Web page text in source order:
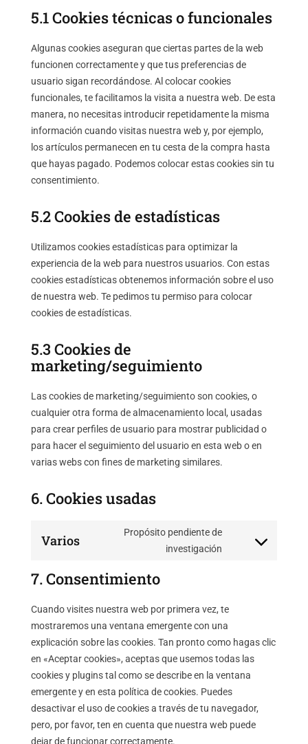
5.1 Cookies técnicas o funcionales
Algunas cookies aseguran que ciertas partes de la web
funcionen correctamente y que tus preferencias de
usuario sigan recordándose. Al colocar cookies
funcionales, te facilitamos la visita a nuestra web. De esta
manera, no necesitas introducir repetidamente la misma
información cuando visitas nuestra web y, por ejemplo,
los artículos permanecen en tu cesta de la compra hasta
que hayas pagado. Podemos colocar estas cookies sin tu
consentimiento.
5.2 Cookies de estadísticas
Utilizamos cookies estadísticas para optimizar la
experiencia de la web para nuestros usuarios. Con estas
cookies estadísticas obtenemos información sobre el uso
de nuestra web. Te pedimos tu permiso para colocar
cookies de estadísticas.
5.3 Cookies de
marketing/seguimiento
Las cookies de marketing/seguimiento son cookies, o
cualquier otra forma de almacenamiento local, usadas
para crear perfiles de usuario para mostrar publicidad o
para hacer el seguimiento del usuario en esta web o en
varias webs con fines de marketing similares.
6. Cookies usadas
Varios
Propósito pendiente de
investigación
Consent
7. Consentimiento
Cuando visites nuestra web por primera vez, te
mostraremos una ventana emergente con una
explicación sobre las cookies. Tan pronto como hagas clic
en «Aceptar cookies», aceptas que usemos todas las
cookies y plugins tal como se describe en la ventana
emergente y en esta política de cookies. Puedes
desactivar el uso de cookies a través de tu navegador,
pero, por favor, ten en cuenta que nuestra web puede
dejar de funcionar correctamente.